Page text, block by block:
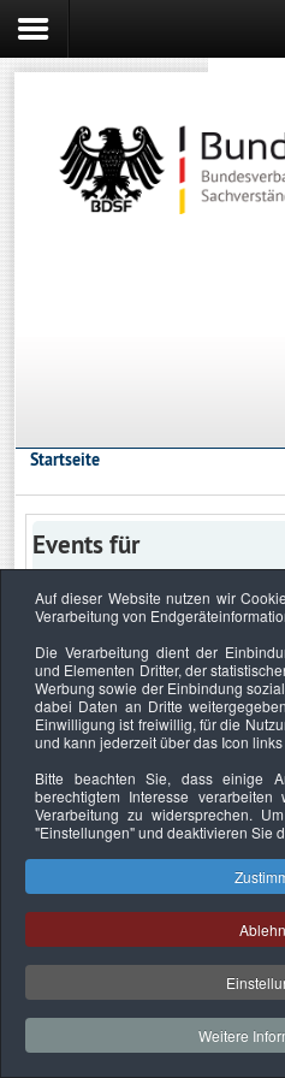
Startseite
Events für
Keine Termine
Datenschutzerklärung
Copyright © 2026.
Sachverständiger und
Auf dieser Website nutzen wir
Verarbeitung von
Die Verarbeitung dient der
und Elementen Dritter, der
Werbung sowie der Einbindung
dabei Daten an Dritte
Einwilligung ist freiwillig, für die
und kann jederzeit über das Icon
Bitte beachten Sie, dass einige
berechtigtem Interesse
Verarbeitung zu widersprechen.
"Einstellungen"und deaktivieren Sie
Weitere